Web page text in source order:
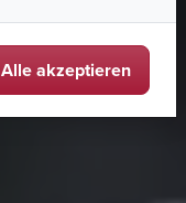
Alle akzeptieren